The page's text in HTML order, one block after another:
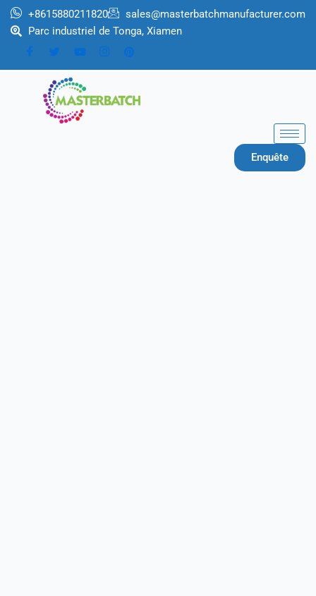
Aller
+8615880211820
sales@masterbatchmanufacturer.com
Parc industriel de Tonga, Xiamen
Enquête